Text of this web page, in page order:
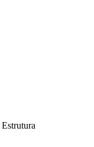
Estrutura